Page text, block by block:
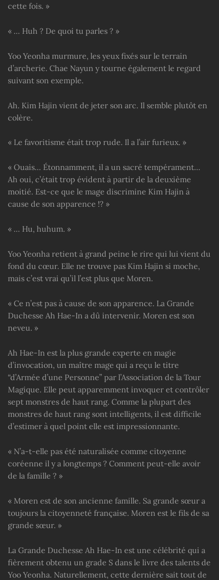
cette fois. »
« … Huh ? De quoi tu parles ? »
Yoo Yeonha murmure, les yeux fixés sur le terrain
d’archerie. Chae Nayun y tourne également le regard
suivant son exemple.
Ah. Kim Hajin vient de jeter son arc. Il semble plutôt en
colère.
« Le favoritisme était trop rude. Il a l’air furieux. »
« Ouais… Étonnamment, il a un sacré tempérament…
Ah oui, c’était trop évident à partir de la deuxième
moitié. Est-ce que le mage discrimine Kim Hajin à
cause de son apparence !? »
« … Hu, huhum. »
Yoo Yeonha retient à grand peine le rire qui lui vient du
fond du cœur. Elle ne trouve pas Kim Hajin si moche,
mais c’est vrai qu’il l’est plus que Moren.
« Ce n’est pas à cause de son apparence. La Grande
Duchesse Ah Hae-In a dû intervenir. Moren est son
neveu. »
Ah Hae-In est la plus grande experte en magie
d’invocation, un maître mage qui a reçu le titre
“d’Armée d’une Personne” par l’Association de la Tour
Magique. Elle peut apparemment invoquer et contrôler
sept monstres de haut rang. Comme la plupart des
monstres de haut rang sont intelligents, il est difficile
d’estimer à quel point elle est impressionnante.
« N’a-t-elle pas été naturalisée comme citoyenne
coréenne il y a longtemps ? Comment peut-elle avoir
de la famille ? »
« Moren est de son ancienne famille. Sa grande sœur a
toujours la citoyenneté française. Moren est le fils de sa
grande sœur. »
La Grande Duchesse Ah Hae-In est une célébrité qui a
fièrement obtenu un grade S dans le livre des talents de
Yoo Yeonha. Naturellement, cette dernière sait tout de